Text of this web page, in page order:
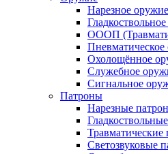
Нарезное
ОООП
Охолощённое
Служебное
Сигнальное
Патроны
Нарезные
Травматические
Светозвуковые